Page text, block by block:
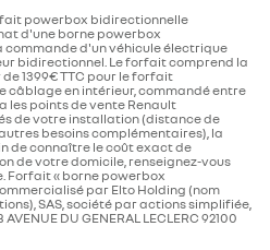
fil
via l’application my rnlt
743
3789
1370
powerbox bidirectionnelle
d'une borne powerbox
d'un véhicule électrique
bidirectionnel. Le forfait comprend la
1399€ TTC pour le forfait
câblage en intérieur, commandé entre
les points de vente Renault
de votre installation (distance de
besoins complémentaires), la
de connaître le coût exact de
de votre domicile, renseignez-vous
Forfait « borne powerbox
par Elto Holding (nom
SAS, société par actions simplifiée,
AVENUE DU GENERAL LECLERC 92100